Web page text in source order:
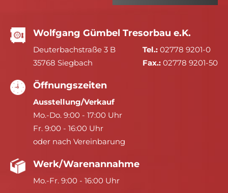
Wolfgang Gümbel Tresorbau e.K.
Deuterbachstraße 3 B
35768 Siegbach
Tel.: 02778 9201-0
Fax.: 02778 9201-50
Öffnungszeiten
Ausstellung/Verkauf
Mo.-Do. 9:00 - 17:00 Uhr
Fr. 9:00 - 16:00 Uhr
oder nach Vereinbarung
Werk/Warenannahme
Mo.-Fr. 9:00 - 16:00 Uhr